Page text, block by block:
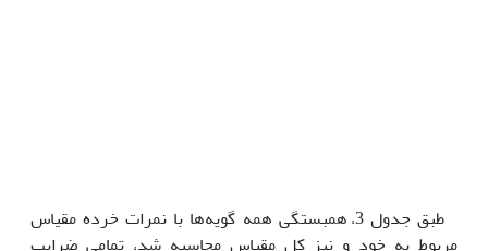
طبق جدول 3، همبستگی همه گویه‌ها با نمرات خرده مقیاس
مربوط به خود و نیز کل مقیاس محاسبه شد، تمامی ضرایب